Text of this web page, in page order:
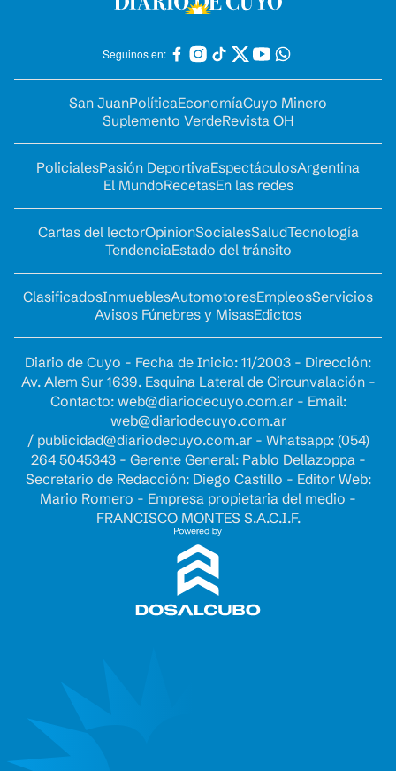
Seguinos en:
San JuanPolíticaEconomíaCuyo Minero
Suplemento VerdeRevista OH
PolicialesPasión DeportivaEspectáculosArgentina
El MundoRecetasEn las redes
Cartas del lectorOpinionSocialesSaludTecnología
TendenciaEstado del tránsito
ClasificadosInmueblesAutomotoresEmpleosServicios
Avisos Fúnebres y MisasEdictos
Diario de Cuyo - Fecha de Inicio: 11/2003 - Dirección:
Av. Alem Sur 1639. Esquina Lateral de Circunvalación -
Contacto: web@diariodecuyo.com.ar- Email:
web@diariodecuyo.com.ar
/ publicidad@diariodecuyo.com.ar- Whatsapp: (054)
264 5045343 - Gerente General: Pablo Dellazoppa -
Secretario de Redacción: Diego Castillo - Editor Web:
Mario Romero - Empresa propietaria del medio -
FRANCISCO MONTES S.A.C.I.F.